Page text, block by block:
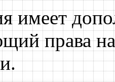
имеет
права